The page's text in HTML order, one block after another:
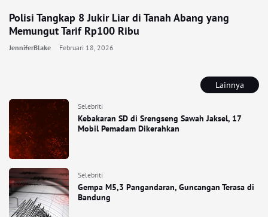
Lainnya
Selebriti
Kebakaran SD di Srengseng Sawah Jaksel, 17
Mobil Pemadam Dikerahkan
Selebriti
Gempa M5,3 Pangandaran, Guncangan Terasa di
Bandung
Polisi Tangkap 8 Jukir Liar di Tanah Abang yang
Memungut Tarif Rp100 Ribu
JenniferBlake Februari 18, 2026